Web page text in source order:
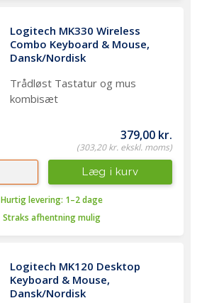
Logitech MK330 Wireless
Combo Keyboard & Mouse,
Dansk/Nordisk
Trådløst Tastatur og mus
kombisæt
379,00 kr.
(303,20 kr. ekskl. moms)
Hurtig levering: 1–2 dage
Straks afhentning mulig
Læg i kurv
Logitech MK120 Desktop
Keyboard & Mouse,
Dansk/Nordisk